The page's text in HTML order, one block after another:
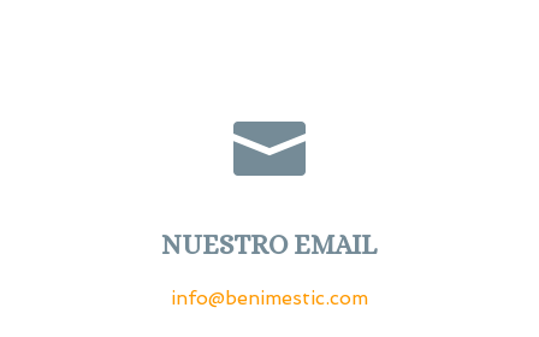

NUESTRO EMAIL
info@benimestic.com